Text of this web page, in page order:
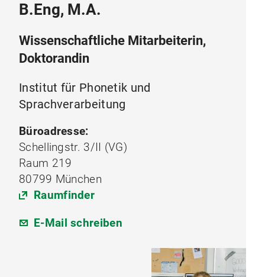
B.Eng, M.A.
Wissenschaftliche Mitarbeiterin,
Doktorandin
Institut für Phonetik und
Sprachverarbeitung
Büroadresse:
Schellingstr. 3/II (VG)
Raum 219
80799 München
Raumfinder
E-Mail schreiben